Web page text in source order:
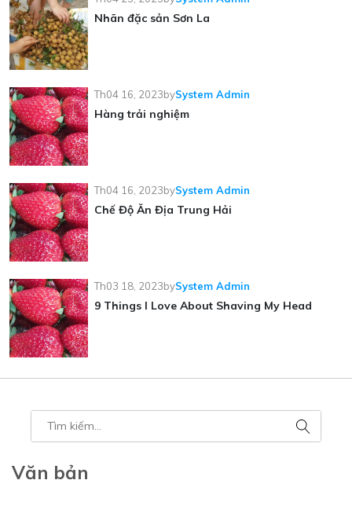
Nhãn đặc sản Sơn La
Th04 16, 2023bySystem Admin
Hàng trải nghiệm
Th04 16, 2023bySystem Admin
Chế Độ Ăn Địa Trung Hải
Th03 18, 2023bySystem Admin
9 Things I Love About Shaving My Head
Văn bản